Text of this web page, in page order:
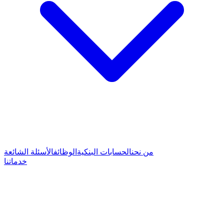
من نحنالحسابات البنكية الوظائفالأسئلة الشائعة
خدماتنا